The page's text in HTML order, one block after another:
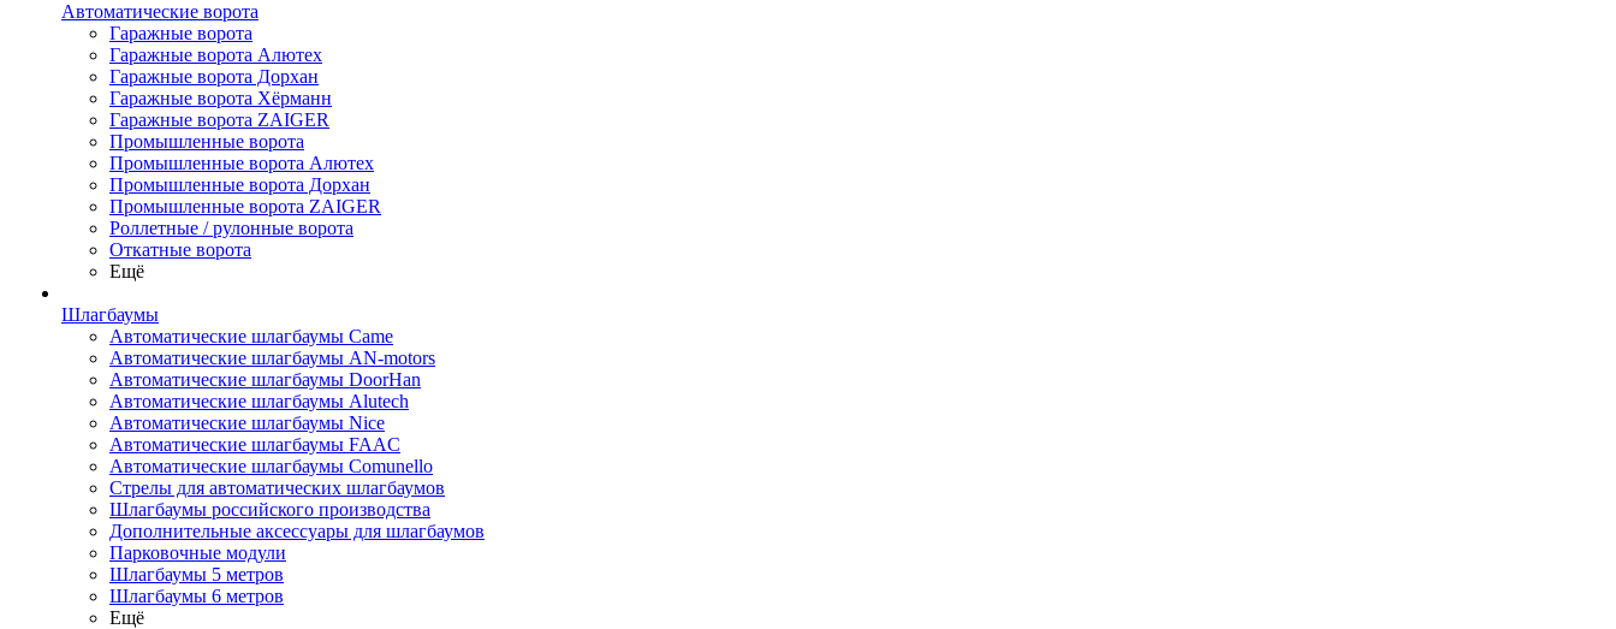
Автоматические ворота
Гаражные ворота
Гаражные ворота Алютех
Гаражные ворота Дорхан
Гаражные ворота Хёрманн
Гаражные ворота ZAIGER
Промышленные ворота
Промышленные ворота Алютех
Промышленные ворота Дорхан
Промышленные ворота ZAIGER
Роллетные / рулонные ворота
Откатные ворота
Ещё
Шлагбаумы
Автоматические шлагбаумы Came
Автоматические шлагбаумы AN-motors
Автоматические шлагбаумы DoorHan
Автоматические шлагбаумы Alutech
Автоматические шлагбаумы Nice
Автоматические шлагбаумы FAAC
Автоматические шлагбаумы Comunello
Стрелы для автоматических шлагбаумов
Шлагбаумы российского производства
Дополнительные аксессуары для шлагбаумов
Парковочные модули
Шлагбаумы 5 метров
Шлагбаумы 6 метров
Ещё